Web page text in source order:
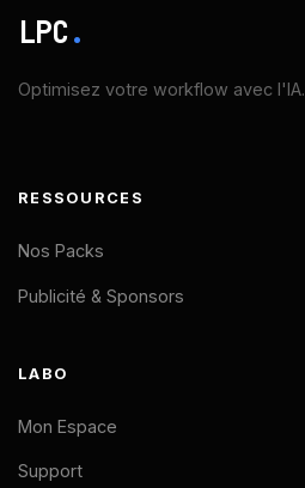
LPC.
Optimisez votre workflow avec l'IA.
RESSOURCES
Nos Packs
Publicité & Sponsors
LABO
Mon Espace
Support